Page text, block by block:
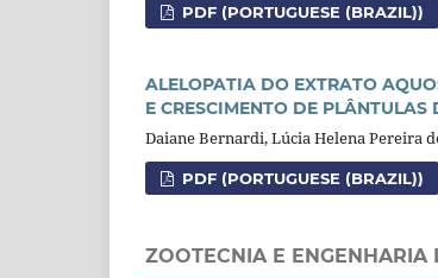
PDF (PORTUGUESE (BRAZIL))
ALELOPATIA DO EXTRATO
E CRESCIMENTO DE PLÂNTULAS
Daiane Bernardi, Lúcia Helena Pereira
PDF (PORTUGUESE (BRAZIL))
ZOOTECNIA E ENGENHARIA